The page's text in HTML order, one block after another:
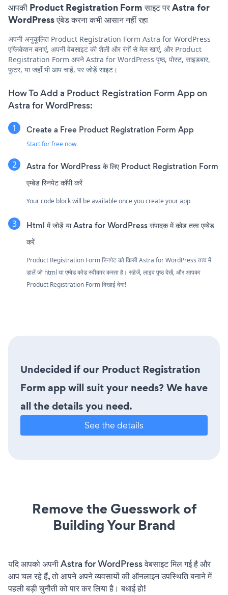
आपकी Product Registration Form साइट पर Astra for
WordPress एंबेड करना कभी आसान नहीं रहा
अपनी अनुकूलित Product Registration Form Astra for WordPress
एप्लिकेशन बनाएं, अपनी वेबसाइट की शैली और रंगों से मेल खाएं, और Product
Registration Form अपने Astra for WordPress पृष्ठ, पोस्ट, साइडबार,
फुटर, या जहाँ भी आप चाहें, पर जोड़ें साइट।
How To Add a Product Registration Form App on
Astra for WordPress:
Create a Free Product Registration Form App
Start for free now
Astra for WordPress के लिए Product Registration Form
एम्बेड स्निपेट कॉपी करें
Your code block will be available once you create your app
Html में जोड़ें या Astra for WordPress संपादक में कोड तत्व एम्बेड
करें
Product Registration Form स्निपेट को किसी Astra for WordPress तत्व में
डालें जो html या एम्बेड कोड स्वीकार करता है। सहेजें, लाइव पृष्ठ देखें, और आपका
Product Registration Form दिखाई देगा!
Undecided if our Product Registration
Form app will suit your needs? We have
all the details you need.
See the details
Remove the Guesswork of
Building Your Brand
यदि आपको अपनी Astra for WordPress वेबसाइट मिल गई है और
आप चल रहे हैं, तो आपने अपने व्यवसायों की ऑनलाइन उपस्थिति बनाने में
पहली बड़ी चुनौती को पार कर लिया है। बधाई हो!